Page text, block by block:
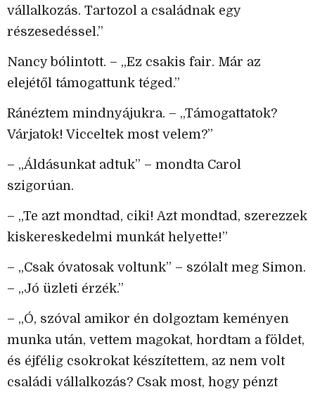
vállalkozás. Tartozol a családnak egy
részesedéssel.”
Nancy bólintott. – „Ez csakis fair. Már az
elejétől támogattunk téged.”
Ránéztem mindnyájukra. – „Támogattatok?
Várjatok! Vicceltek most velem?”
– „Áldásunkat adtuk” – mondta Carol
szigorúan.
– „Te azt mondtad, ciki! Azt mondtad, szerezzek
kiskereskedelmi munkát helyette!”
– „Csak óvatosak voltunk” – szólalt meg Simon.
– „Jó üzleti érzék.”
– „Ó, szóval amikor én dolgoztam keményen
munka után, vettem magokat, hordtam a földet,
és éjfélig csokrokat készítettem, az nem volt
családi vállalkozás? Csak most, hogy pénzt